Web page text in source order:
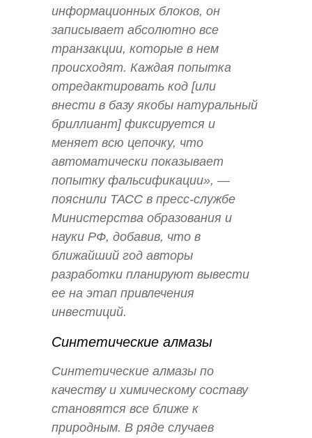
информационных блоков, он
записывает абсолютно все
транзакции, которые в нем
происходят. Каждая попытка
отредактировать код [или
внести в базу якобы натуральный
бриллиант] фиксируется и
меняет всю цепочку, что
автоматически показывает
попытку фальсификации», —
пояснили ТАСС в пресс-службе
Министерства образования и
науки РФ, добавив, что в
ближайший год авторы
разработки планируют вывести
ее на этап привлечения
инвестиций.
Синтетические алмазы
Синтетические алмазы по
качеству и химическому составу
становятся все ближе к
природным. В ряде случаев